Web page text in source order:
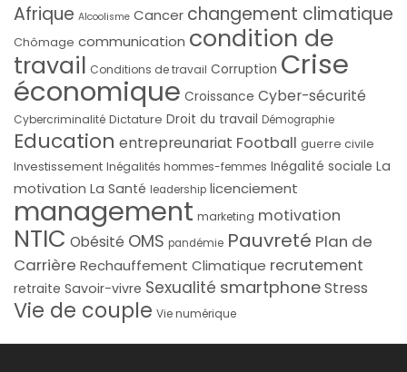
Afrique Alcoolisme Cancer changement climatique
Chômage communication condition de
travail Conditions de travail Corruption Crise
économique Croissance Cyber-sécurité
Cybercriminalité Dictature Droit du travail Démographie
Education entrepreunariat Football guerre civile
Investissement Inégalités hommes-femmes Inégalité sociale La
motivation La Santé leadership licenciement
management marketing motivation
NTIC Obésité OMS pandémie Pauvreté Plan de
Carrière Rechauffement Climatique recrutement
retraite Savoir-vivre Sexualité smartphoneStress
Vie de couple Vie numérique